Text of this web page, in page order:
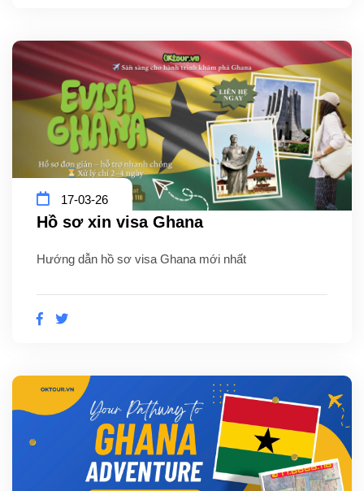
17-03-26
Hồ sơ xin visa Ghana
Hướng dẫn hồ sơ visa Ghana mới nhất